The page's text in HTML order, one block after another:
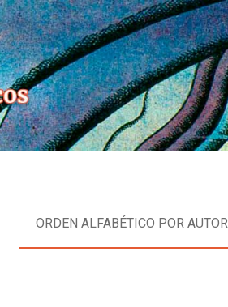
Skip
to
content
ORDEN ALFABÉTICO POR AUTOR